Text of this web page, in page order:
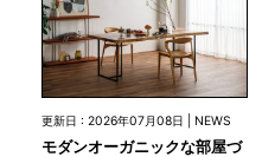
更新日 : 2026年07月08日 | NEWS
モダンオーガニックな部屋づ